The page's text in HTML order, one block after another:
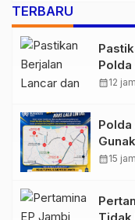
TERBARU
Polda
calendar_month12
calendar_month15